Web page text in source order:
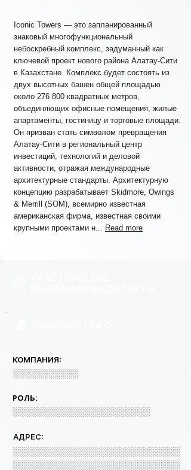
Iconic Towers — это запланированный
знаковый многофункциональный
небоскребный комплекс, задуманный как
ключевой проект нового района Алатау-Сити
в Казахстане. Комплекс будет состоять из
двух высотных башен общей площадью
около 276 800 квадратных метров,
объединяющих офисные помещения, жилые
апартаменты, гостиницу и торговые площади.
Он призван стать символом превращения
Алатау-Сити в региональный центр
инвестиций, технологий и деловой
активности, отражая международные
архитектурные стандарты. Архитектурную
концепцию разрабатывает Skidmore, Owings
& Merrill (SOM), всемирно известная
американская фирма, известная своими
крупными проектами н... Read more
КОМПАНИЯ:
░░░░░░░░░░░
РОЛЬ:
░░░░░░░░░░░░░░░░░░░░░░░
АДРЕС:
░░░░░░░░░░░░░░░░░░░░░░░░░░░░
░░░░░░░░░░░░░░░░░░░░░░░░░░░░